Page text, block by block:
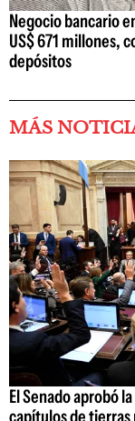
Negocio bancario
US$ 671 millones,
depósitos
MÁS
El Senado aprobó
capítulos de